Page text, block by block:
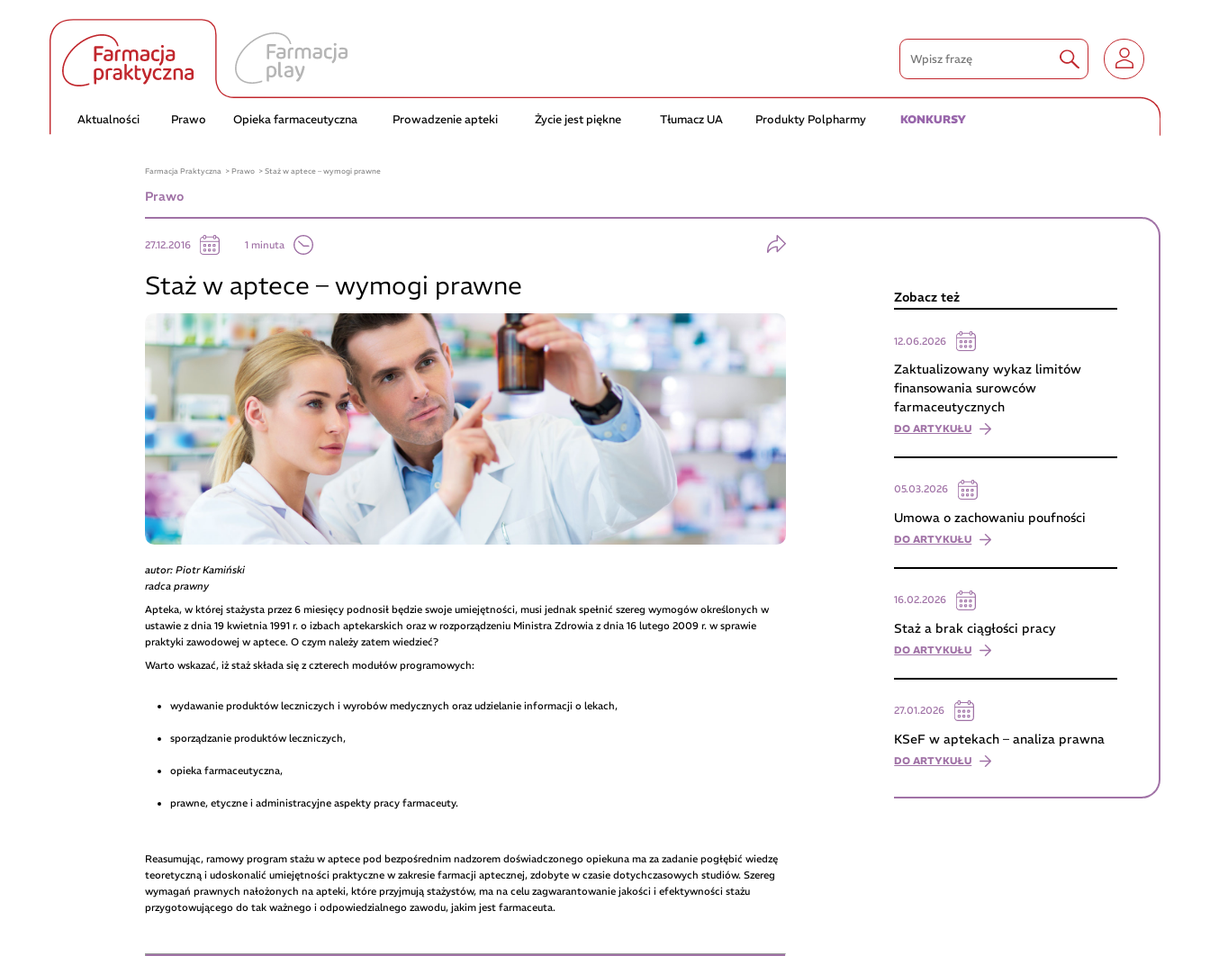
Aktualności Prawo Opieka farmaceutyczna Prowadzenie apteki Życie jest piękne Tłumacz UA Produkty Polpharmy KONKURSY
Farmacja Praktyczna Prawo Staż w aptece – wymogi prawne
Prawo
27.12.2016 1 minuta
Staż w aptece – wymogi prawne
autor: Piotr Kamiński
radca prawny
Apteka, w której stażysta przez 6 miesięcy podnosił będzie swoje umiejętności, musi jednak spełnić szereg wymogów określonych w
ustawie z dnia 19 kwietnia 1991 r. o izbach aptekarskich oraz w rozporządzeniu Ministra Zdrowia z dnia 16 lutego 2009 r. w sprawie
praktyki zawodowej w aptece. O czym należy zatem wiedzieć?
Warto wskazać, iż staż składa się z czterech modułów programowych:
wydawanie produktów leczniczych i wyrobów medycznych oraz udzielanie informacji o lekach,
sporządzanie produktów leczniczych,
opieka farmaceutyczna,
prawne, etyczne i administracyjne aspekty pracy farmaceuty.
Reasumując, ramowy program stażu w aptece pod bezpośrednim nadzorem doświadczonego opiekuna ma za zadanie pogłębić wiedzę
teoretyczną i udoskonalić umiejętności praktyczne w zakresie farmacji aptecznej, zdobyte w czasie dotychczasowych studiów. Szereg
wymagań prawnych nałożonych na apteki, które przyjmują stażystów, ma na celu zagwarantowanie jakości i efektywności stażu
przygotowującego do tak ważnego i odpowiedzialnego zawodu, jakim jest farmaceuta.
Zobacz też
12.06.2026
Zaktualizowany wykaz limitów
finansowania surowców
farmaceutycznych
DO ARTYKUŁU
05.03.2026
Umowa o zachowaniu poufności
DO ARTYKUŁU
16.02.2026
Staż a brak ciągłości pracy
DO ARTYKUŁU
27.01.2026
KSeF w aptekach – analiza prawna
DO ARTYKUŁU